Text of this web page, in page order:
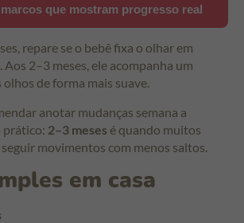
que mostram progresso real
repare se o bebê fixa o olhar em
2–3 meses, ele acompanha um
de forma mais suave.
anotar mudanças semana a
prático: 2–3 meses é quando muitos
movimentos com menos saltos.
em casa